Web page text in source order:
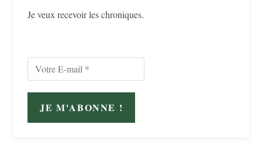
Je veux recevoir les chroniques.